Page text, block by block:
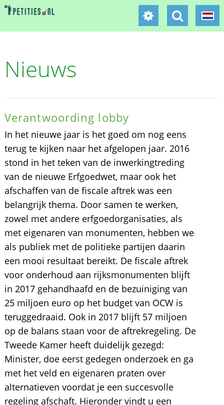
Nieuws
Verantwoording lobby
In het nieuwe jaar is het goed om nog eens
terug te kijken naar het afgelopen jaar. 2016
stond in het teken van de inwerkingtreding
van de nieuwe Erfgoedwet, maar ook het
afschaffen van de fiscale aftrek was een
belangrijk thema. Door samen te werken,
zowel met andere erfgoedorganisaties, als
met eigenaren van monumenten, hebben we
als publiek met de politieke partijen daarin
een mooi resultaat bereikt. De fiscale aftrek
voor onderhoud aan rijksmonumenten blijft
in 2017 gehandhaafd en de bezuiniging van
25 miljoen euro op het budget van OCW is
teruggedraaid. Ook in 2017 blijft 57 miljoen
op de balans staan voor de aftrekregeling. De
Tweede Kamer heeft duidelijk gezegd:
Minister, doe eerst gedegen onderzoek en ga
met het veld en eigenaren praten over
alternatieven voordat je een succesvolle
regeling afschaft. Hieronder vindt u een